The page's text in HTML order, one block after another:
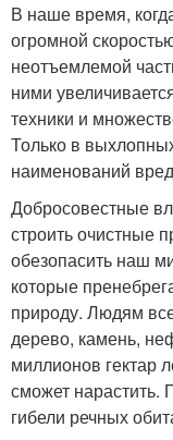
В наше время,
огромной
неотъемлемой
ними
техники и
Только в
наименований
Добросовестные
строить очистные
обезопасить наш
которые
природу. Людям
дерево, камень,
миллионов гектар
сможет нарастить.
гибели речных